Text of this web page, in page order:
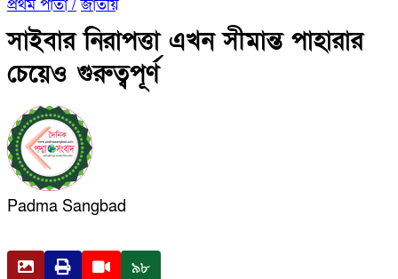
প্রথম পাতা / জাতীয়
সাইবার নিরাপত্তা এখন সীমান্ত পাহারার
চেয়েও গুরুত্বপূর্ণ
Padma Sangbad
৯৮